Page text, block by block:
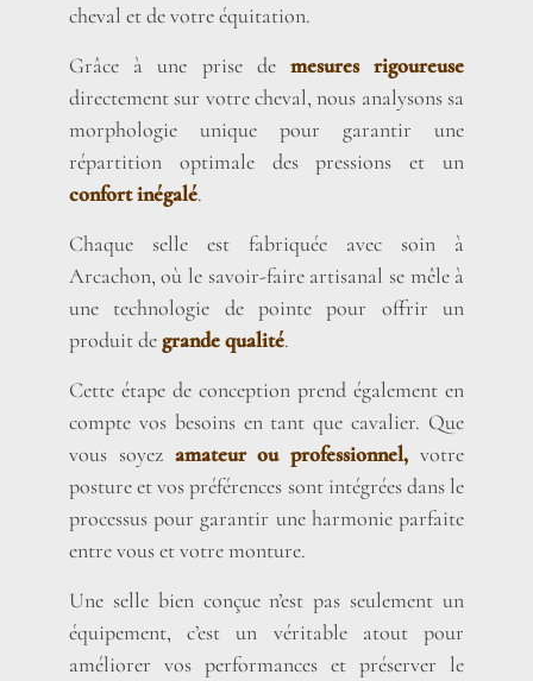
cheval et de votre équitation.
Grâce à une prise demesures rigoureuse
directement sur votre cheval, nous analysons sa
morphologie unique pour garantir une
répartition optimale des pressions et un
confort inégalé.
Chaque selle est fabriquée avec soin à
Arcachon, où le savoir-faire artisanal se mêle à
une technologie de pointe pour offrir un
produit degrande qualité.
Cette étape de conception prend également en
compte vos besoins en tant que cavalier. Que
vous soyez amateur ou professionnel, votre
posture et vos préférences sont intégrées dans le
processus pour garantir une harmonie parfaite
entre vous et votre monture.
Une selle bien conçue n’est pas seulement un
équipement, c’est un véritable atout pour
améliorer vos performances et préserver le